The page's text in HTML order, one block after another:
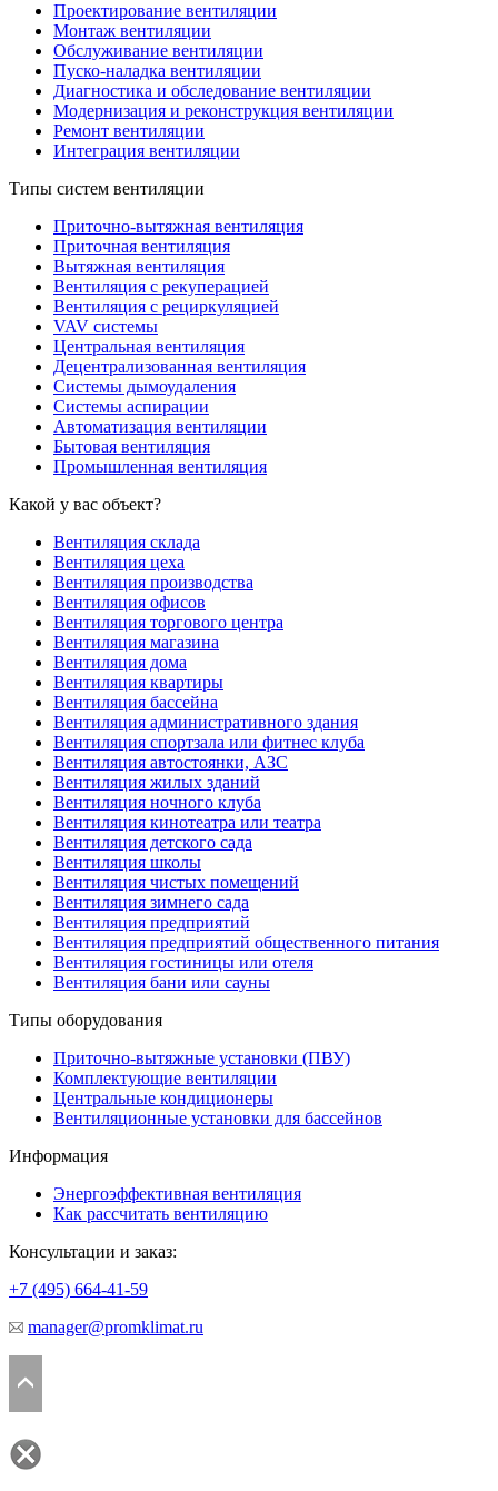
Проектирование вентиляции
Монтаж вентиляции
Обслуживание вентиляции
Пуско-наладка вентиляции
Диагностика и обследование вентиляции
Модернизация и реконструкция вентиляции
Ремонт вентиляции
Интеграция вентиляции
Типы систем вентиляции
Приточно-вытяжная вентиляция
Приточная вентиляция
Вытяжная вентиляция
Вентиляция с рекуперацией
Вентиляция с рециркуляцией
VAV системы
Центральная вентиляция
Децентрализованная вентиляция
Системы дымоудаления
Системы аспирации
Автоматизация вентиляции
Бытовая вентиляция
Промышленная вентиляция
Какой у вас объект?
Вентиляция склада
Вентиляция цеха
Вентиляция производства
Вентиляция офисов
Вентиляция торгового центра
Вентиляция магазина
Вентиляция дома
Вентиляция квартиры
Вентиляция бассейна
Вентиляция административного здания
Вентиляция спортзала или фитнес клуба
Вентиляция автостоянки, АЗС
Вентиляция жилых зданий
Вентиляция ночного клуба
Вентиляция кинотеатра или театра
Вентиляция детского сада
Вентиляция школы
Вентиляция чистых помещений
Вентиляция зимнего сада
Вентиляция предприятий
Вентиляция предприятий общественного питания
Вентиляция гостиницы или отеля
Вентиляция бани или сауны
Типы оборудования
Приточно-вытяжные установки (ПВУ)
Комплектующие вентиляции
Центральные кондиционеры
Вентиляционные установки для бассейнов
Информация
Энергоэффективная вентиляция
Как рассчитать вентиляцию
Консультации и заказ:
+7 (495) 664-41-59
manager@promklimat.ru